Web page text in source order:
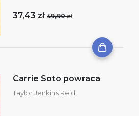
37,43 zł 49,90 zł
Carrie Soto powraca
Taylor Jenkins Reid